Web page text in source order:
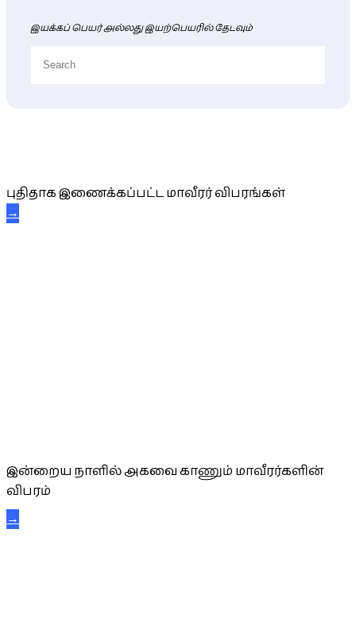
இயக்கப் பெயர் அல்லது இயற்பெயரில் தேடவும்
புதிதாக இணைக்கப்பட்ட மாவீரர் விபரங்கள்
→
இன்றைய நாளில் அகவை காணும் மாவீரர்களின்
விபரம்
→